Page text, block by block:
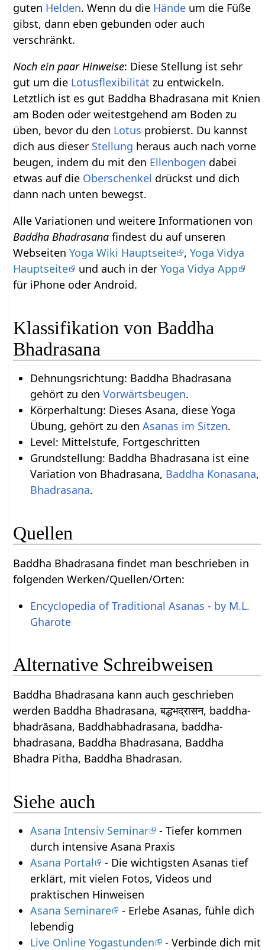
guten Helden. Wenn du die Hände um die Füße
gibst, dann eben gebunden oder auch
verschränkt.
Noch ein paar Hinweise: Diese Stellung ist sehr
gut um die Lotusflexibilität zu entwickeln.
Letztlich ist es gut Baddha Bhadrasana mit Knien
am Boden oder weitestgehend am Boden zu
üben, bevor du den Lotus probierst. Du kannst
dich aus dieser Stellung heraus auch nach vorne
beugen, indem du mit den Ellenbogen dabei
etwas auf die Oberschenkel drückst und dich
dann nach unten bewegst.
Alle Variationen und weitere Informationen von
Baddha Bhadrasana findest du auf unseren
WebseitenYoga Wiki Hauptseite ,Yoga Vidya
Hauptseite
und auch in derYoga Vidya App
für iPhone oder Android.
Klassifikation von Baddha
Bhadrasana
Dehnungsrichtung: Baddha Bhadrasana
gehört zu den Vorwärtsbeugen.
Körperhaltung: Dieses Asana, diese Yoga
Übung, gehört zu den Asanas im Sitzen.
Level: Mittelstufe, Fortgeschritten
Grundstellung: Baddha Bhadrasana ist eine
Variation von Bhadrasana, Baddha Konasana,
Bhadrasana.
Quellen
Baddha Bhadrasana findet man beschrieben in
folgenden Werken/Quellen/Orten:
Encyclopedia of Traditional Asanas - by M.L.
Gharote
Alternative Schreibweisen
Baddha Bhadrasana kann auch geschrieben
werden Baddha Bhadrasana, बद्धभद्रासन, baddha-
bhadrāsana, Baddhabhadrasana, baddha-
bhadrasana, Baddha Bhadrasana, Baddha
Bhadra Pitha, Baddha Bhadrasan.
Siehe auch
Asana Intensiv Seminar
- Tiefer kommen
durch intensive Asana Praxis
Asana Portal
- Die wichtigsten Asanas tief
erklärt, mit vielen Fotos, Videos und
praktischen Hinweisen
Asana Seminare
- Erlebe Asanas, fühle dich
lebendig
Live Online Yogastunden
- Verbinde dich mit